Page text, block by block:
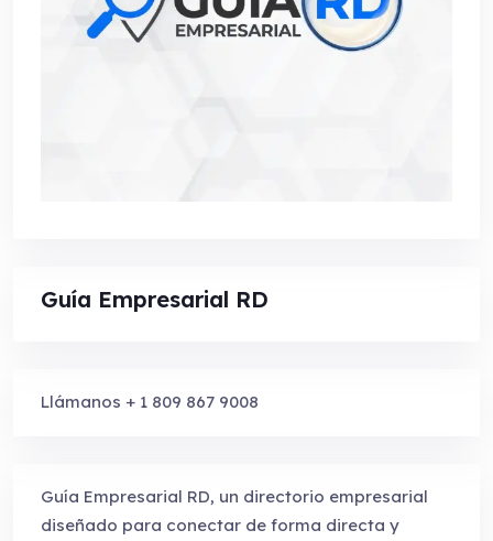
Guía Empresarial RD
Llámanos + 1 809 867 9008
Guía Empresarial RD, un directorio empresarial
diseñado para conectar de forma directa y